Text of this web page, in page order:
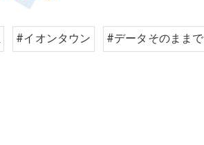
#イオンタウン #データそのままで